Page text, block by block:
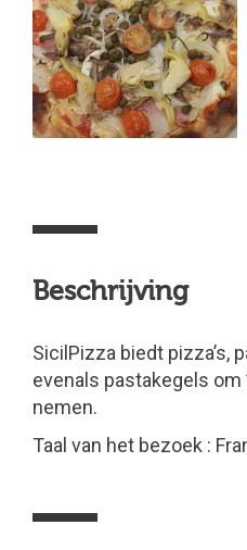
Beschrijving
SicilPizza biedt pizza’s,
evenals pastakegels om
nemen.
Taal van het bezoek :